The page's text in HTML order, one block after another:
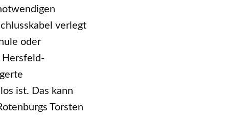
verlegt
oder
Hersfeld-
ist. Das kann
Torsten